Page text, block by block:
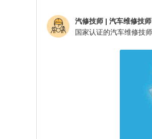
汽修技师 | 汽车维修技师